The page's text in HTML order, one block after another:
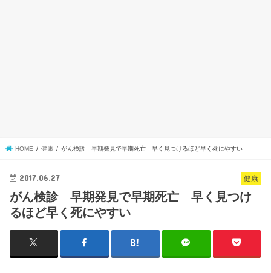
HOME 健康 がん検診 早期発見で早期死亡 早く見つけるほど早く死にやすい
健康
2017.06.27
がん検診 早期発見で早期死亡 早く見つけ
るほど早く死にやすい